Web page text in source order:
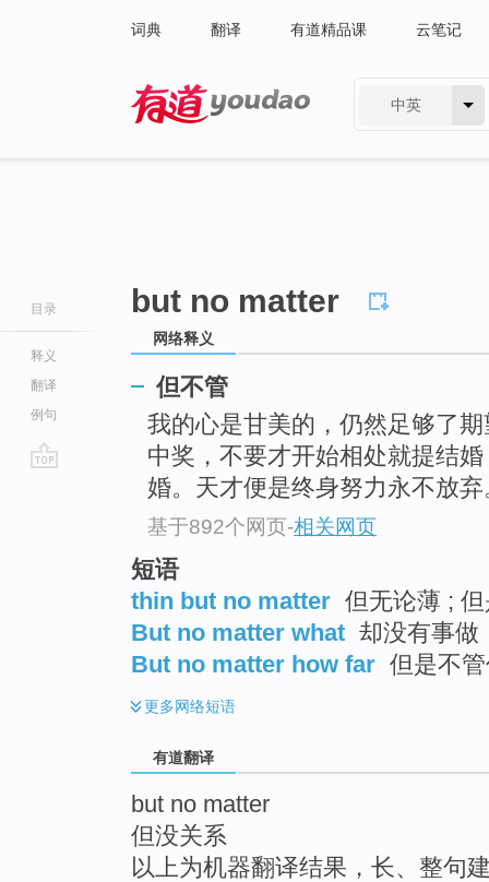
词典 翻译 有道精品课 云笔记
中英
目录
释义
翻译
例句
but no matter
网络释义
但不管
我的心是甘美的，仍然足够了
中奖，不要才开始相处就提结
婚。天才便是终身努力永不放弃
基于892个网页-相关网页
短语
thin but no matter 但无论薄 ;
But no matter what 却没有事做
But no matter how far 但是不
更多网络短语
有道翻译
but no matter
但没关系
以上为机器翻译结果，长、整句